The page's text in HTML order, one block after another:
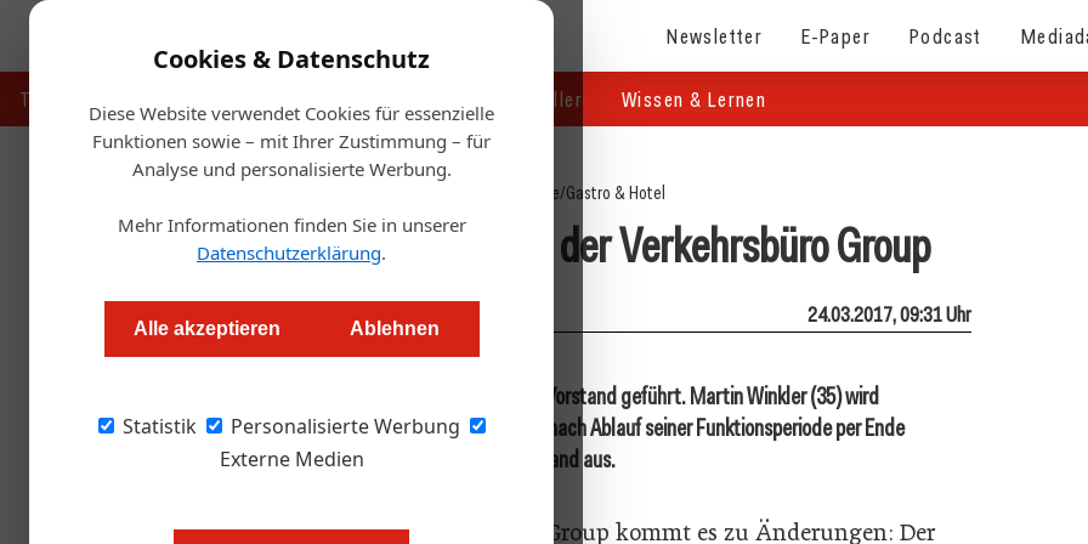
Cookies & Datenschutz
Diese Website verwendet Cookies für essenzielle
Funktionen sowie – mit Ihrer Zustimmung – für
Analyse und personalisierte Werbung.
Mehr Informationen finden Sie in unserer
Datenschutzerklärung.
Alle akzeptieren Ablehnen
Statistik
Personalisierte Werbung
Externe Medien
Newsletter E-Paper Podcast
Touristik Handel & Hersteller Wissen & Lernen
Startseite/Gastro & Hotel
Wechsel im Vorstand der Verkehrsbüro Group
Alexander Grübling 24.03.2017, 09:31 Uhr
Ab Oktober wird der Konzern von einem Dreier-Vorstand geführt. Martin Winkler (35) wird
Vorstandssprecher. Harald Nograsek scheidet nach Ablauf seiner Funktionsperiode per Ende
September auf eigenen Wunsch aus dem Vorstand aus.
Im Management der Verkehrsbüro Group kommt es zu Änderungen: Der